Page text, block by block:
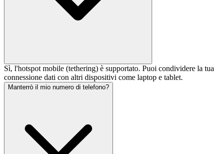
Sì, l'hotspot mobile (tethering) è supportato. Puoi condividere la tua
connessione dati con altri dispositivi come laptop e tablet.
Manterrò il mio numero di telefono?